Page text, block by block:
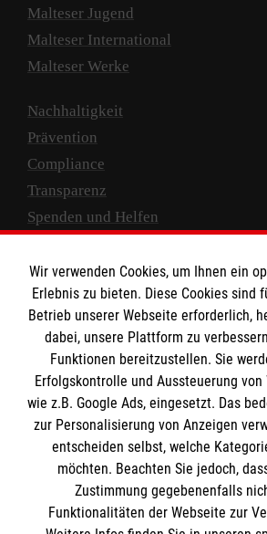
Malteser Jugend
Malteser International
Malteser Werke
Nachhaltigkeit
Prävention
Compliance
Transparenz
Spenden und Helfen
Empfänger: Malteser Hilfsdienst e.V.
IBAN: DE10 3706 0120 1201 2000
BIC: GENODED 1PA7
Wir verwenden Cookies, um Ihnen ein
Erlebnis zu bieten. Diese Cookies sind
Betrieb unserer Webseite erforderlich,
dabei, unsere Plattform zu
Funktionen bereitzustellen. Sie
Erfolgskontrolle und Aussteuerung von
wie z.B. Google Ads, eingesetzt. Das
zur Personalisierung von Anzeigen
entscheiden selbst, welche
möchten. Beachten Sie jedoch,
Zustimmung gegebenenfalls
Funktionalitäten der Webseite zur